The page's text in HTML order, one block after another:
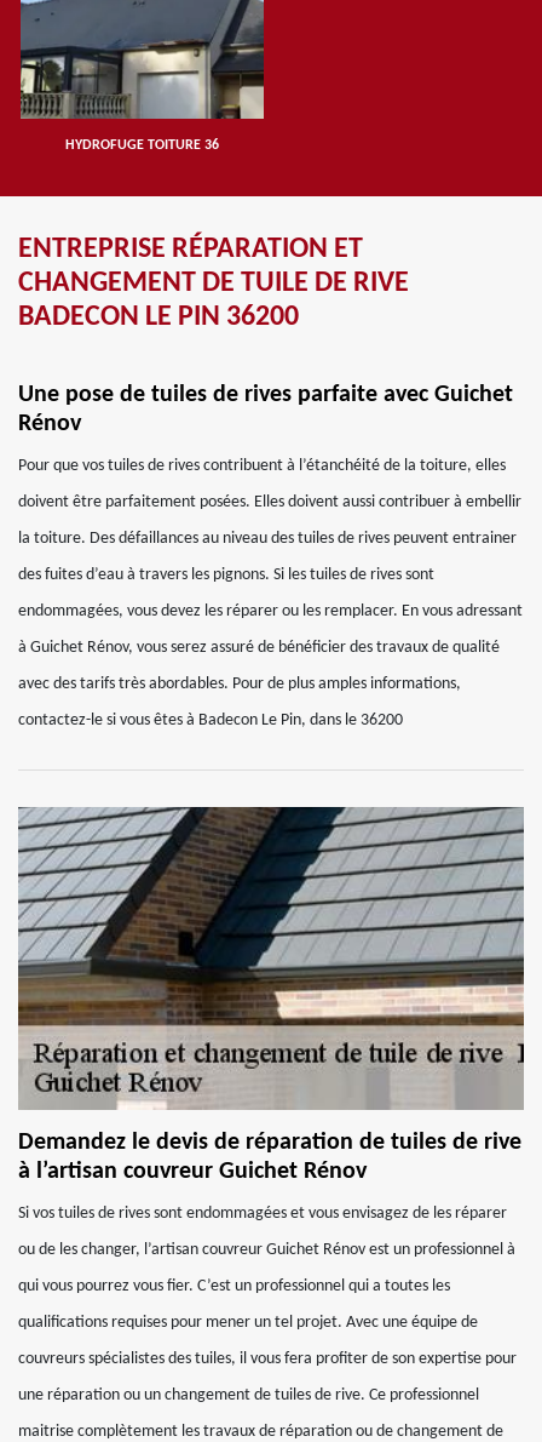
HYDROFUGE TOITURE 36
ENTREPRISE RÉPARATION ET
CHANGEMENT DE TUILE DE RIVE
BADECON LE PIN 36200
Une pose de tuiles de rives parfaite avec Guichet
Rénov
Pour que vos tuiles de rives contribuent à l’étanchéité de la toiture, elles
doivent être parfaitement posées. Elles doivent aussi contribuer à embellir
la toiture. Des défaillances au niveau des tuiles de rives peuvent entrainer
des fuites d’eau à travers les pignons. Si les tuiles de rives sont
endommagées, vous devez les réparer ou les remplacer. En vous adressant
à Guichet Rénov, vous serez assuré de bénéficier des travaux de qualité
avec des tarifs très abordables. Pour de plus amples informations,
contactez-le si vous êtes à Badecon Le Pin, dans le 36200
Demandez le devis de réparation de tuiles de rive
à l’artisan couvreur Guichet Rénov
Si vos tuiles de rives sont endommagées et vous envisagez de les réparer
ou de les changer, l’artisan couvreur Guichet Rénov est un professionnel à
qui vous pourrez vous fier. C’est un professionnel qui a toutes les
qualifications requises pour mener un tel projet. Avec une équipe de
couvreurs spécialistes des tuiles, il vous fera profiter de son expertise pour
une réparation ou un changement de tuiles de rive. Ce professionnel
maitrise complètement les travaux de réparation ou de changement de